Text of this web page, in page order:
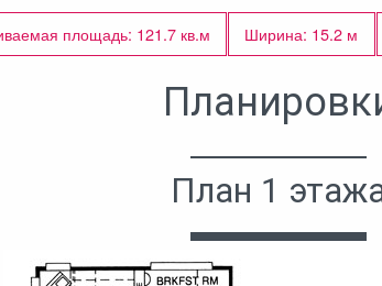
площадь: 121.7 кв.м Ширина: 15.2 м
План 1